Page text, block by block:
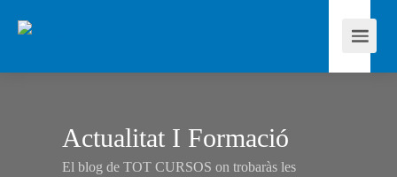
Actualitat I Formació
El blog de TOT CURSOS on trobaràs les